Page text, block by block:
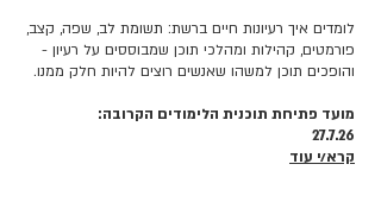
לומדים איך רעיונות חיים ברשת: תשומת לב, שפה, קצב,
פורמטים, קהילות ומהלכי תוכן שמבוססים על רעיון -
והופכים תוכן למשהו שאנשים רוצים להיות חלק ממנו.
מועד פתיחת תוכנית הלימודים הקרובה:
27.7.26
קרא/י עוד